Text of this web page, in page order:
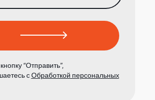
“Отправить”,
сОбработкой персональных